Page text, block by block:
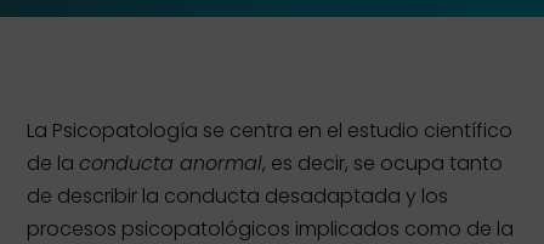
La Psicopatología se centra en el estudio científico
de laconducta anormal, es decir, se ocupa tanto
de describir la conducta desadaptada y los
procesos psicopatológicos implicados como de la